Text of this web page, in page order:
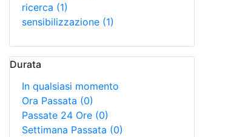
ricerca (1)
sensibilizzazione (1)
Durata
In qualsiasi momento
Ora Passata (0)
Passate 24 Ore (0)
Settimana Passata (0)